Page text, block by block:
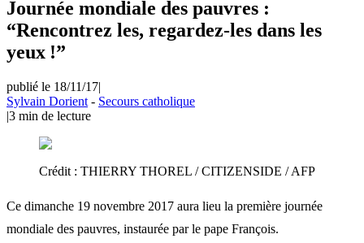
Journée mondiale des pauvres :
“Rencontrez les, regardez-les dans les
yeux !”
publié le 18/11/17|
Sylvain Dorient - Secours catholique
|3 min de lecture
Crédit : THIERRY THOREL / CITIZENSIDE / AFP
Ce dimanche 19 novembre 2017 aura lieu la première journée
mondiale des pauvres, instaurée par le pape François.